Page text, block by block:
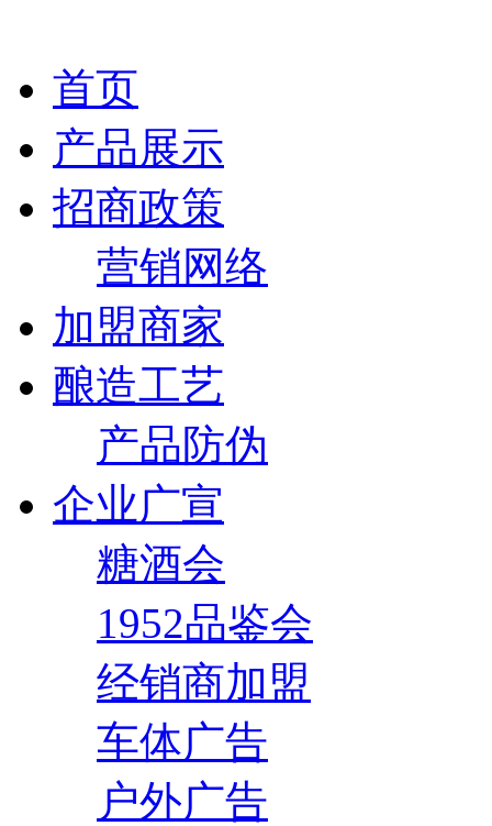
首页
产品展示
招商政策
营销网络
加盟商家
酿造工艺
产品防伪
企业广宣
糖酒会
1952品鉴会
经销商加盟
车体广告
户外广告